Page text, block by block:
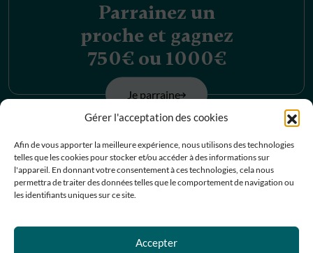
Gérer l'acceptation des cookies
Afin de vous apporter la meilleure expérience, nous utilisons des technologies
telles que les cookies pour stocker et/ou accéder à des informations sur
l'appareil. En donnant votre consentement à ces technologies, cela nous
permettra de traiter des données telles que le comportement de navigation ou
les identifiants uniques sur ce site.
Accepter
Parrainez un
proche et gagnez
750€ ou 1000€
Je parraine
Découvrez nos
offres d’emplois
Contactez-nous